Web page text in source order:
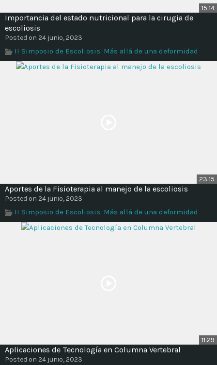
15:14
Importancia del estado nutricional para la cirugia de
escoliosis
Posted on 24 junio, 2023
II Simposio de Escoliosis: Más allá de una deformidad
23:15
Aportes de la Fisioterapia al manejo de la escoliosis
Posted on 24 junio, 2023
II Simposio de Escoliosis: Más allá de una deformidad
11:29
Aplicaciones de Tecnología en Columna Vertebral
Posted on 24 junio, 2023